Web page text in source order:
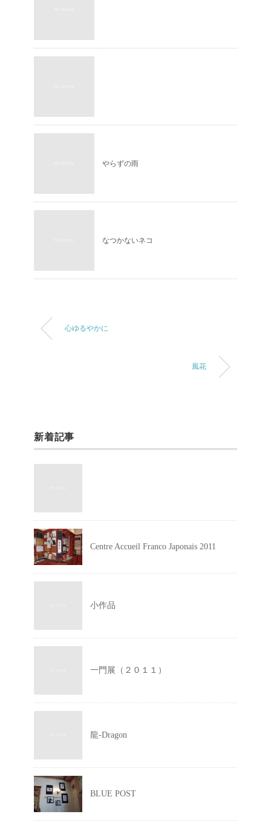
やらずの雨
なつかないネコ
心ゆるやかに
風花
新着記事
Centre Accueil Franco Japonais 2011
小作品
一門展（２０１１）
龍-Dragon
BLUE POST